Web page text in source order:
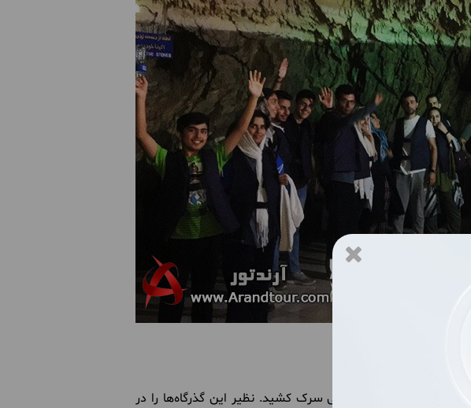
مختلف آن به راحتی سرک کشید. نظیر این گذرگاه‌ها را در